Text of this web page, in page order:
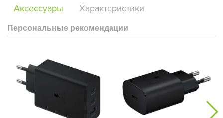
новейших технологий. Смартфон обладает большим и
качественным экраном, который обеспечивает яркие цвета и
отличную четкость изображения. Он также поддерживает
высокую частоту обновления экрана, что позволяет получить
пыли и влаги по стандарту IP68. Это означает, что смартфон
может выдерживать погружение в воду на определенную
глубину без повреждения. Эта функция пригодится
пользователям, которые активно пользуются своим
устройством на открытом воздухе или в условиях повышенной
Аксессуары Характеристики
Персональные рекомендации